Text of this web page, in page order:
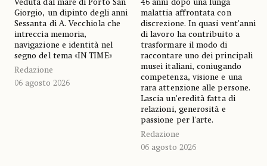
Veduta dal mare di Porto San
Giorgio, un dipinto degli anni
Sessanta di A. Vecchiola che
intreccia memoria,
navigazione e identità nel
segno del tema «IN TIME»
Redazione
06 agosto 2026
46 anni dopo una lunga
malattia affrontata con
discrezione. In quasi vent'anni
di lavoro ha contribuito a
trasformare il modo di
raccontare uno dei principali
musei italiani, coniugando
competenza, visione e una
rara attenzione alle persone.
Lascia un'eredità fatta di
relazioni, generosità e
passione per l'arte.
Redazione
06 agosto 2026